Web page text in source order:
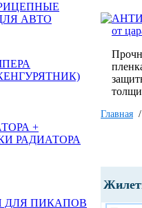
АВТО
+
РАДИАТОРА
ДЛЯ ПИКАПОВ
от
Главная